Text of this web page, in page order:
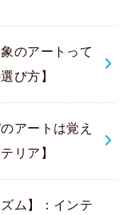
のアートって
び方】
アートは覚え
リア】
ム】：インテ